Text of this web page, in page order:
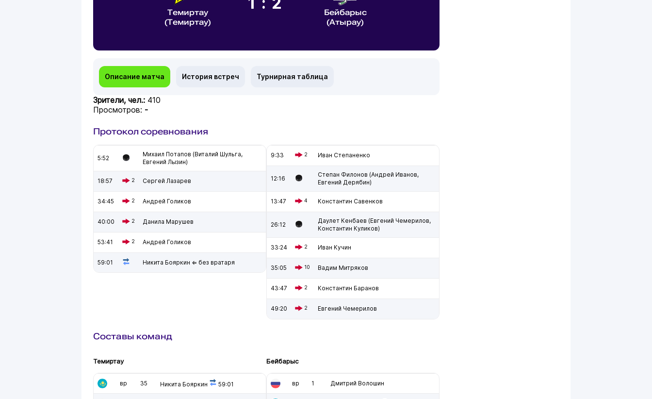
Темиртау
(Темиртау)
Бейбарыс
(Атырау)
Описание матча История встреч Турнирная таблица
Зрители, чел.: 410
Просмотров: -
Протокол соревнования
5:52
Михаил Потапов (Виталий Шульга,
Евгений Лызин)
18:57 2 Сергей Лазарев
34:45 2 Андрей Голиков
40:00 2 Данила Марушев
53:41 2 Андрей Голиков
59:01 Никита Бояркин ⇐ без вратаря
9:33 2 Иван Степаненко
12:16
Степан Филонов (Андрей Иванов,
Евгений Дерябин)
13:47 4 Константин Савенков
26:12
Даулет Кенбаев (Евгений Чемерилов,
Константин Куликов)
33:24 2 Иван Кучин
35:05 10 Вадим Митряков
43:47 2 Константин Баранов
49:20 2 Евгений Чемерилов
Составы команд
Темиртау
вр 35 Никита Бояркин 59:01
Бейбарыс
вр 1 Дмитрий Волошин